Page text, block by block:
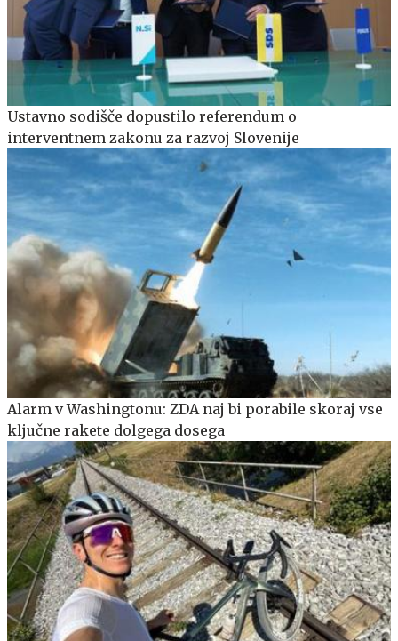
Ustavno sodišče dopustilo referendum o
interventnem zakonu za razvoj Slovenije
Alarm v Washingtonu: ZDA naj bi porabile skoraj vse
ključne rakete dolgega dosega